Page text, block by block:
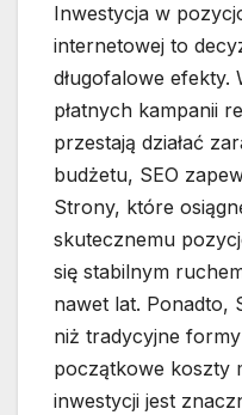
Inwestycja w
internetowej to
długofalowe efekty.
płatnych kampanii
przestają działać
budżetu, SEO
Strony, które
skutecznemu
się stabilnym
nawet lat. Ponadto,
niż tradycyjne
początkowe koszty
inwestycji jest